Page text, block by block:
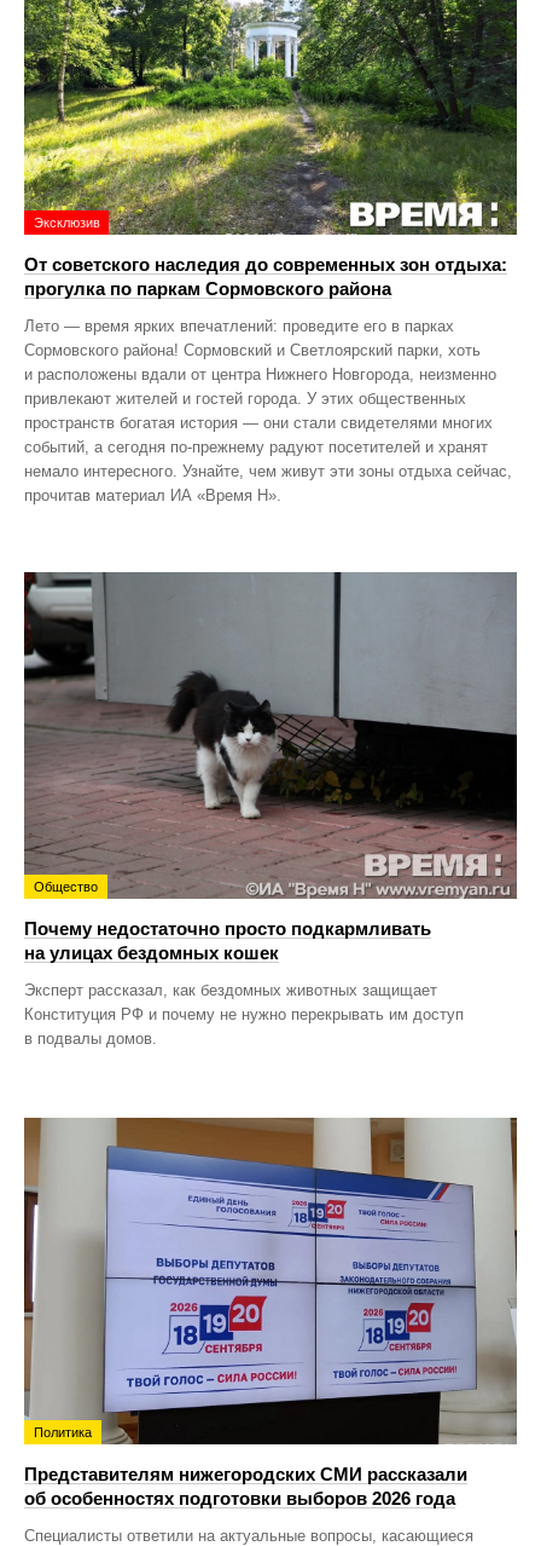
Эксклюзив
От советского наследия до современных зон отдыха:
прогулка по паркам Сормовского района
Лето — время ярких впечатлений: проведите его в парках
Сормовского района! Сормовский и Светлоярский парки, хоть
и расположены вдали от центра Нижнего Новгорода, неизменно
привлекают жителей и гостей города. У этих общественных
пространств богатая история — они стали свидетелями многих
событий, а сегодня по‑прежнему радуют посетителей и хранят
немало интересного. Узнайте, чем живут эти зоны отдыха сейчас,
прочитав материал ИА «Время Н».
Общество
Почему недостаточно просто подкармливать
на улицах бездомных кошек
Эксперт рассказал, как бездомных животных защищает
Конституция РФ и почему не нужно перекрывать им доступ
в подвалы домов.
Политика
Представителям нижегородских СМИ рассказали
об особенностях подготовки выборов 2026 года
Специалисты ответили на актуальные вопросы, касающиеся